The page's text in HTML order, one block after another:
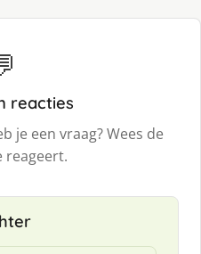
reacties
je een vraag? Wees de
reageert.